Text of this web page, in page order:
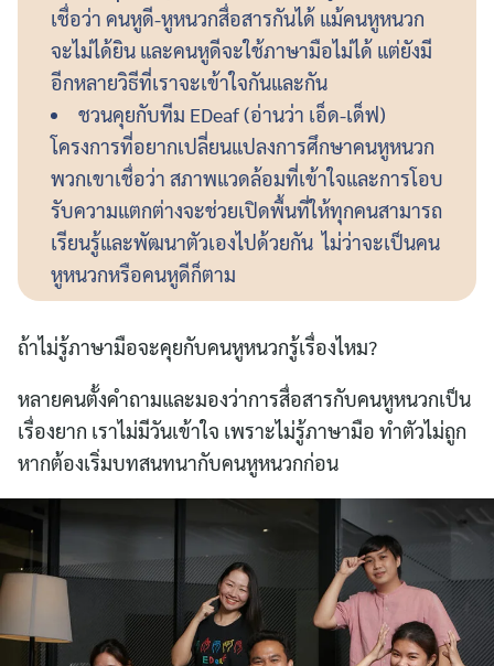
เชื่อว่า คนหูดี-หูหนวกสื่อสารกันได้ แม้คนหูหนวก
จะไม่ได้ยิน และคนหูดีจะใช้ภาษามือไม่ได้ แต่ยังมี
อีกหลายวิธีที่เราจะเข้าใจกันและกัน
ชวนคุยกับทีม EDeaf (อ่านว่า เอ็ด-เด็ฟ)
โครงการที่อยากเปลี่ยนแปลงการศึกษาคนหูหนวก
พวกเขาเชื่อว่า สภาพแวดล้อมที่เข้าใจและการโอบ
รับความแตกต่างจะช่วยเปิดพื้นที่ให้ทุกคนสามารถ
เรียนรู้และพัฒนาตัวเองไปด้วยกัน ไม่ว่าจะเป็นคน
หูหนวกหรือคนหูดีก็ตาม
ถ้าไม่รู้ภาษามือจะคุยกับคนหูหนวกรู้เรื่องไหม?
หลายคนตั้งคำถามและมองว่าการสื่อสารกับคนหูหนวกเป็น
เรื่องยาก เราไม่มีวันเข้าใจ เพราะไม่รู้ภาษามือ ทำตัวไม่ถูก
หากต้องเริ่มบทสนทนากับคนหูหนวกก่อน